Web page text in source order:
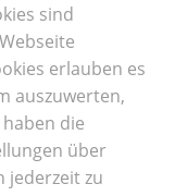
sind
erlauben es
auszuwerten,
die
über
jederzeit zu